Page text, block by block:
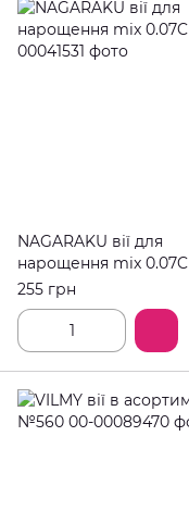
NAGARAKU вії для
нарощення mix 0.07C
255 грн